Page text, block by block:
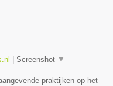
Screenshot ▼
praktijken op het